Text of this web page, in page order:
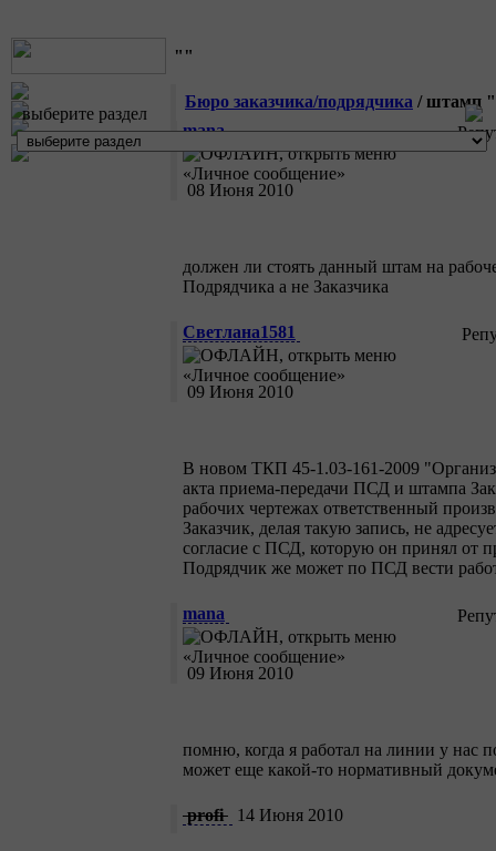
выберите раздел
""
Бюро заказчика/подрядчика / штамп "
mana
08 Июня 2010
должен ли стоять данный штам на
Подрядчика а не Заказчика
Светлана1581
09 Июня 2010
В новом ТКП 45-1.03-161-2009
акта приема-передачи ПСД и штампа
рабочих чертежах ответственный
Заказчик, делая такую запись, не
согласие с ПСД, которую он принял от
Подрядчик же может по ПСД вести
mana
09 Июня 2010
помню, когда я работал на линии у нас
может еще какой-то нормативный
profi 14 Июня 2010